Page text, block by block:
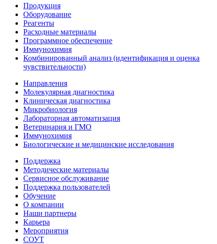
Продукция
Оборудование
Реагенты
Расходные материалы
Программное обеспечение
Иммунохимия
Комбинированный анализ (идентификация и оценка
чувствительности)
Направления
Молекулярная диагностика
Клиническая диагностика
Микробиология
Лабораторная автоматизация
Ветеринария и ГМО
Иммунохимия
Биологические и медицинские исследования
Поддержка
Методические материалы
Сервисное обслуживание
Поддержка пользователей
Обучение
О компании
Наши партнеры
Карьера
Мероприятия
СОУТ